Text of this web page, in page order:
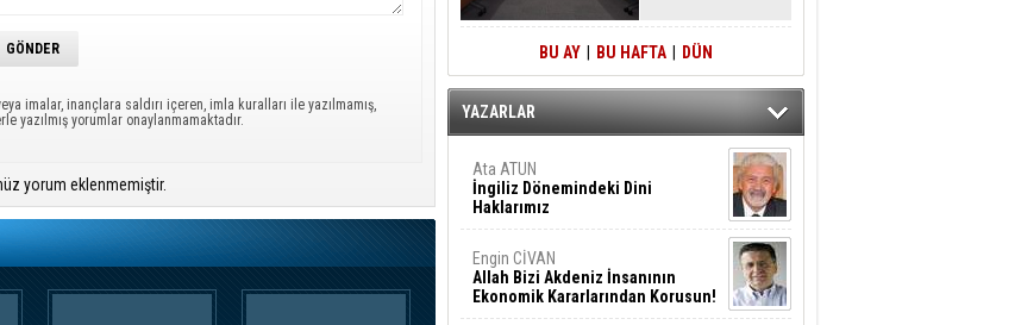
imalar, inançlara saldırı içeren, imla kuralları ile yazılmamış,
yazılmış yorumlar onaylanmamaktadır.
yorum eklenmemiştir.
BU AY BU HAFTA DÜN
YAZARLAR
Ata ATUN
İngiliz Dönemindeki Dini
Haklarımız
Engin CİVAN
Allah Bizi Akdeniz İnsanının
Ekonomik Kararlarından Korusun!